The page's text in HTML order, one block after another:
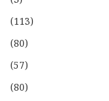
(113)
(80)
(57)
(80)